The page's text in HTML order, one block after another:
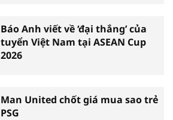
Báo Anh viết về ‘đại thắng’ của
tuyển Việt Nam tại ASEAN Cup
2026
Man United chốt giá mua sao trẻ
PSG